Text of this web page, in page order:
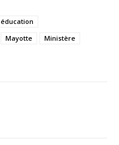
éducation
Mayotte
Ministère